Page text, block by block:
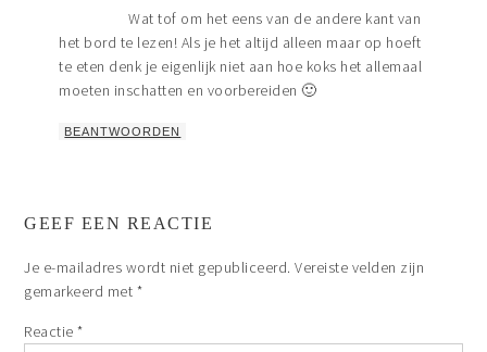
Wat tof om het eens van de andere kant van
het bord te lezen! Als je het altijd alleen maar op hoeft
te eten denk je eigenlijk niet aan hoe koks het allemaal
moeten inschatten en voorbereiden 🙂
BEANTWOORDEN
GEEF EEN REACTIE
Je e-mailadres wordt niet gepubliceerd. Vereiste velden zijn
gemarkeerd met *
Reactie*